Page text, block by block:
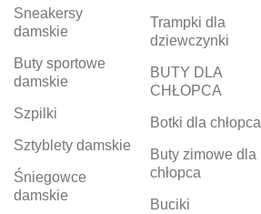
Sneakersy
damskie
Buty sportowe
damskie
Szpilki
Sztyblety damskie
Śniegowce
damskie
Trampki dla
dziewczynki
BUTY DLA
CHŁOPCA
Botki dla chłopca
Buty zimowe dla
chłopca
Buciki